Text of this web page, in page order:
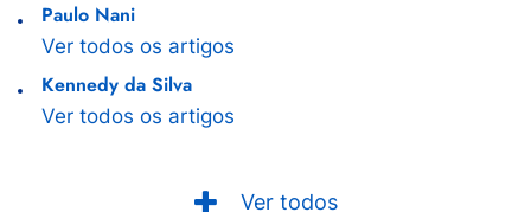
Paulo Nani
Ver todos os artigos
Kennedy da Silva
Ver todos os artigos
Ver todos